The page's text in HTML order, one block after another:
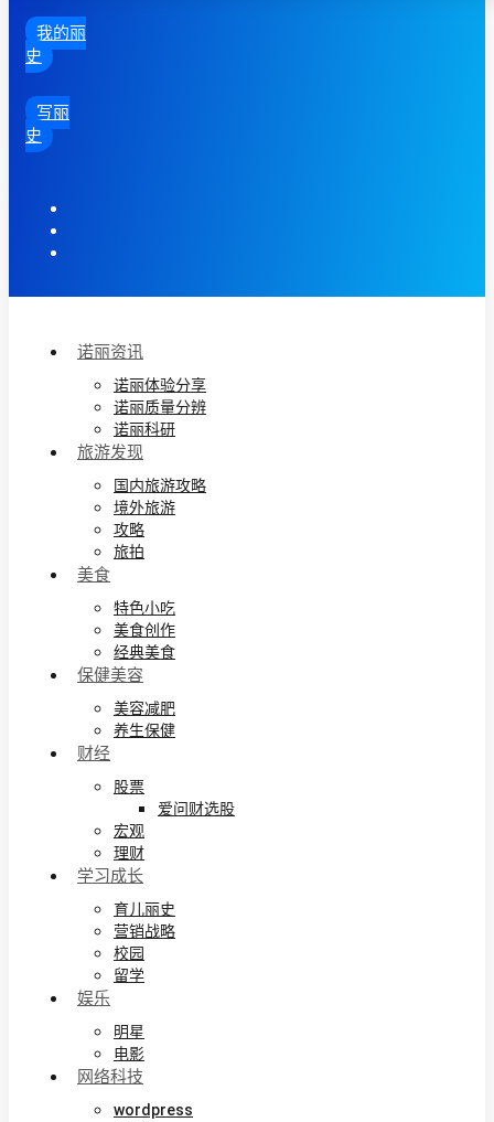
我的丽
史
写丽
史
诺丽资讯
诺丽体验分享
诺丽质量分辨
诺丽科研
旅游发现
国内旅游攻略
境外旅游
攻略
旅拍
美食
特色小吃
美食创作
经典美食
保健美容
美容减肥
养生保健
财经
股票
爱问财选股
宏观
理财
学习成长
育儿丽史
营销战略
校园
留学
娱乐
明星
电影
网络科技
wordpress